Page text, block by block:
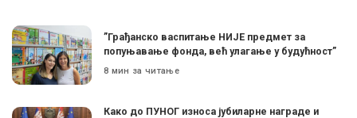
”Грађанско васпитање НИЈЕ предмет за
попуњавање фонда, већ улагање у будућност”
8 мин за читање
Како до ПУНОГ износа јубиларне награде и